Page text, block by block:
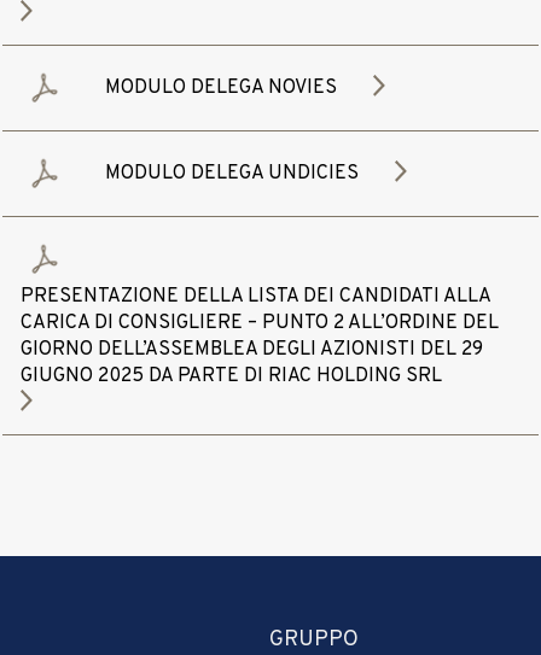
MODULO DELEGA NOVIES
MODULO DELEGA UNDICIES
PRESENTAZIONE DELLA LISTA DEI CANDIDATI ALLA
CARICA DI CONSIGLIERE – PUNTO 2 ALL’ORDINE DEL
GIORNO DELL’ASSEMBLEA DEGLI AZIONISTI DEL 29
GIUGNO 2025 DA PARTE DI RIAC HOLDING SRL
GRUPPO